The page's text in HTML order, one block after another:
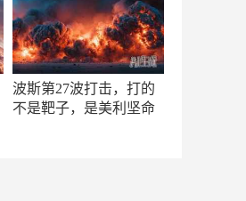
波斯第27波打击，打的
不是靶子，是美利坚命